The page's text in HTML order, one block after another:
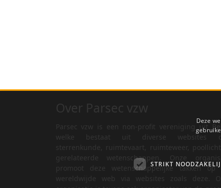
Parsec vzw is een non-profit vereniging uit
welke bestaat uit diverse websites
gerelateerde wetenschappen. Onze
promoot deze wetenschappelijke takken op
Deze
STRIKT